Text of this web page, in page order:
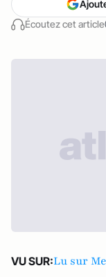
Écoutez cet article
VU SUR:Lu sur